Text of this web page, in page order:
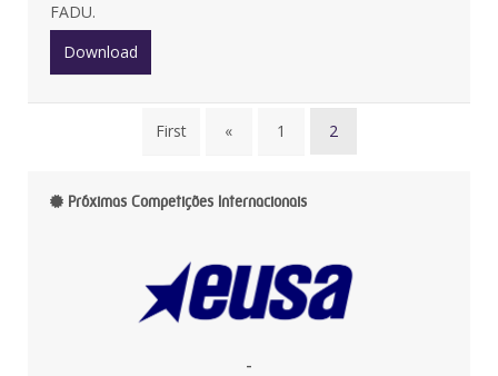
FADU.
Download
First « 1 2
Próximas Competições Internacionais
-